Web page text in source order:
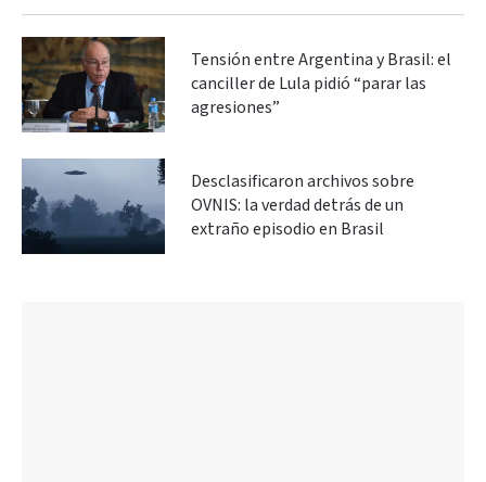
Tensión entre Argentina y Brasil: el
canciller de Lula pidió “parar las
agresiones”
Desclasificaron archivos sobre
OVNIS: la verdad detrás de un
extraño episodio en Brasil